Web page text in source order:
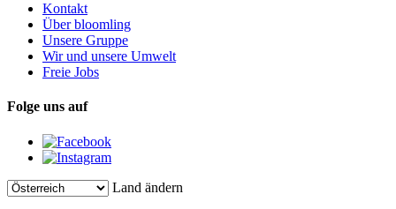
Kontakt
Über bloomling
Unsere Gruppe
Wir und unsere Umwelt
Freie Jobs
Folge uns auf
Land ändern